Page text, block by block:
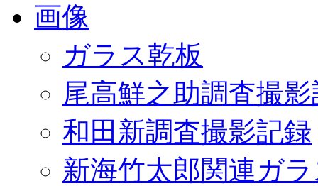
画像
ガラス乾板
尾高鮮之助調査撮
和田新調査撮影記録
新海竹太郎関連ガ